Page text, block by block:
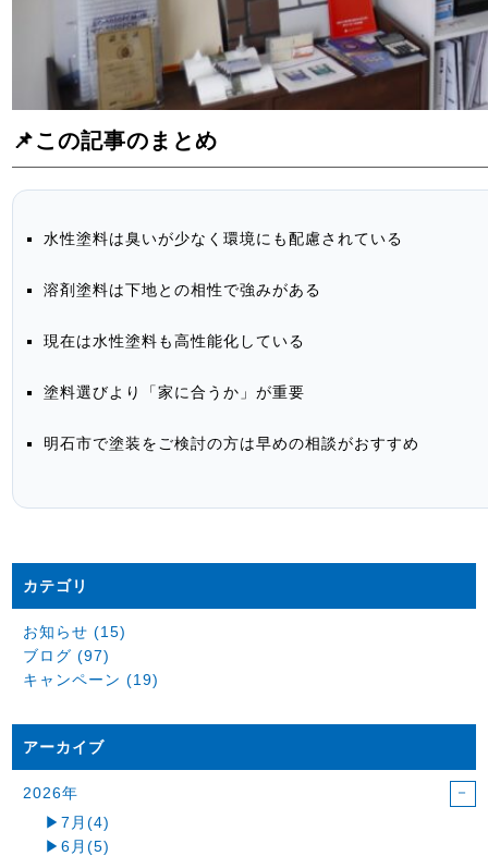
📌この記事のまとめ
水性塗料は臭いが少なく環境にも配慮されている
溶剤塗料は下地との相性で強みがある
現在は水性塗料も高性能化している
塗料選びより「家に合うか」が重要
明石市で塗装をご検討の方は早めの相談がおすすめ
カテゴリ
お知らせ (15)
ブログ (97)
キャンペーン (19)
アーカイブ
2026年
7月(4)
6月(5)